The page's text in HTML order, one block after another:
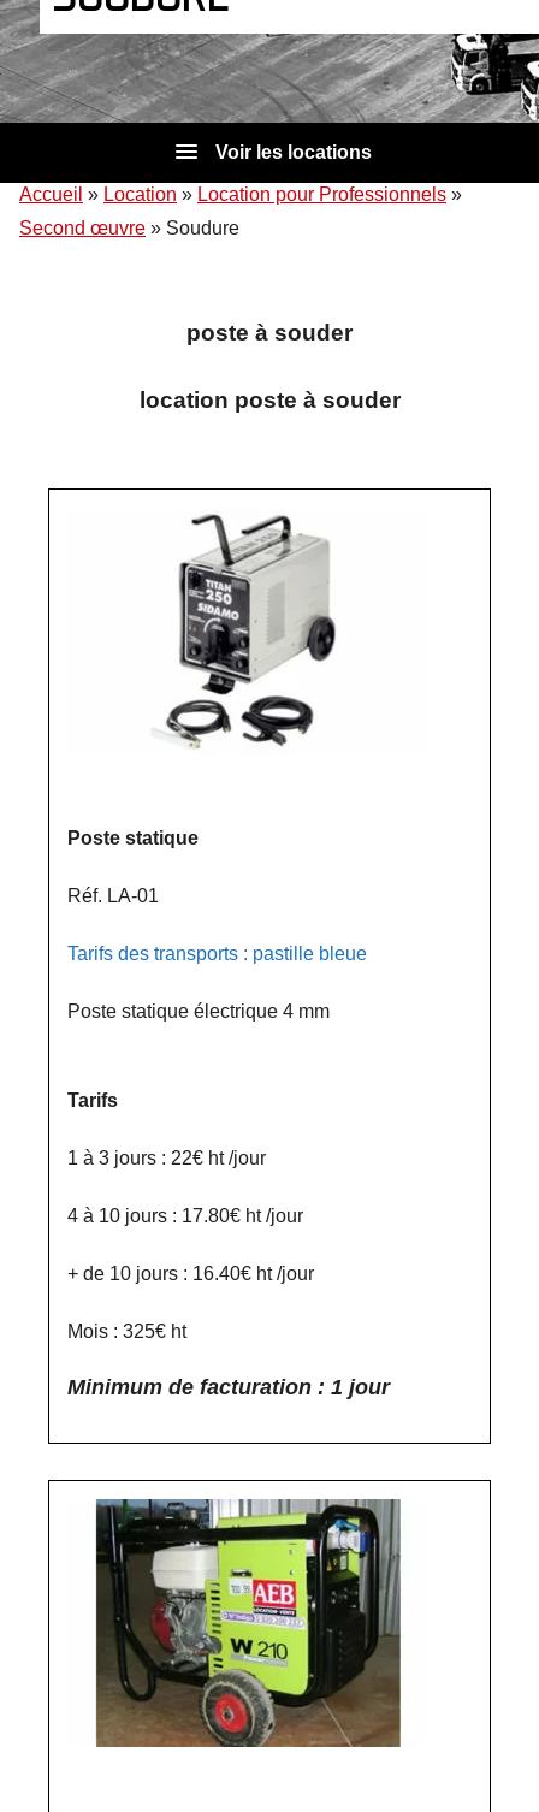
Voir les locations
Accueil » Location » Location pour Professionnels »
Second œuvre » Soudure
poste à souder
location poste à souder
Poste statique
Réf. LA-01
Tarifs des transports : pastille bleue
Poste statique électrique 4 mm
Tarifs
1 à 3 jours : 22€ ht /jour
4 à 10 jours : 17.80€ ht /jour
+ de 10 jours : 16.40€ ht /jour
Mois : 325€ ht
Minimum de facturation : 1 jour